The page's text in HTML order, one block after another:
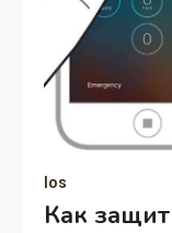
Ios
Как